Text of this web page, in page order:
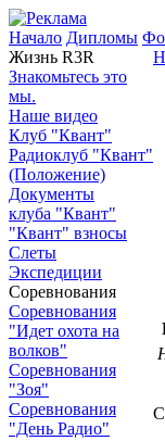
Начало Дипломы
Жизнь R3R
Знакомьтесь это
мы.
Наше видео
Клуб "Квант"
Радиоклуб "Квант"
(Положение)
Документы
клуба "Квант"
"Квант" взносы
Слеты
Экспедиции
Соревнования
Соревнования
"Идет охота на
волков"
Соревнования
"Зоя"
Соревнования
"День Радио"